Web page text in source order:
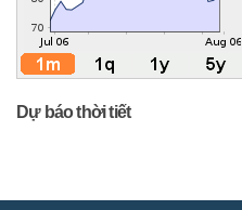
Dự báo thời tiết